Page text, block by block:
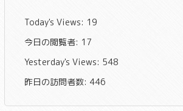
Today's Views: 19
今日の閲覧者: 17
Yesterday's Views: 548
昨日の訪問者数: 446